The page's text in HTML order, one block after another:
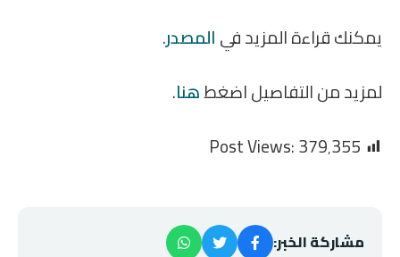
يمكنك قراءة المزيد فيالمصدر.
لمزيد من التفاصيل اضغطهنا.
Post Views:379٬355
مشاركة الخبر: